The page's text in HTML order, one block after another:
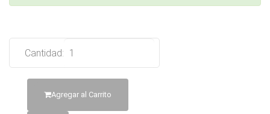
Cantidad:
Agregar al Carrito